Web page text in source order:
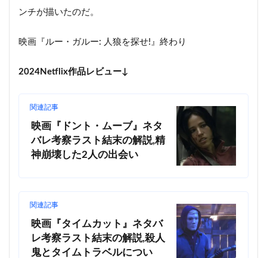
ンチが描いたのだ。
映画『ルー・ガルー: 人狼を探せ!』終わり
2024Netflix作品レビュー↓
関連記事
映画『ドント・ムーブ』ネタ
バレ考察ラスト結末の解説,精
神崩壊した2人の出会い
関連記事
映画『タイムカット』ネタバ
レ考察ラスト結末の解説,殺人
鬼とタイムトラベルについ